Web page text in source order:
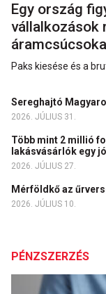
Egy ország
vállalkozások
Paks kiesése és a
Sereghajtó
2026. JÚLIUS 31.
Több mint 2 millió
lakásvásárlók egy
2026. JÚLIUS 27.
Mérföldkő az
2026. JÚLIUS 10.
PÉNZSZERZÉS